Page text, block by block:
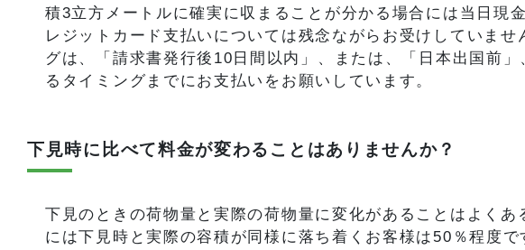
積3立方メートルに確実に収まることが分かる場合には当日現
レジットカード支払いについては残念ながらお受けしていませ
グは、「請求書発行後10日間以内」、または、「日本出国前
るタイミングまでにお支払いをお願いしています。
下見時に比べて料金が変わることはありませんか？
下見のときの荷物量と実際の荷物量に変化があることはよくあ
には下見時と実際の容積が同様に落ち着くお客様は50％程度